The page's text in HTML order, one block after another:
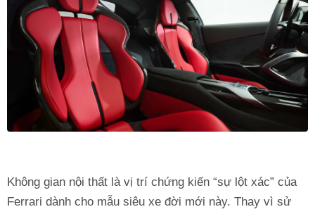
Không gian nội thất là vị trí chứng kiến “sự lột xác” của
Ferrari dành cho mẫu siêu xe đời mới này. Thay vì sử